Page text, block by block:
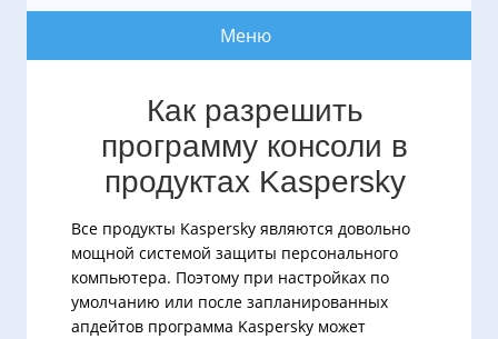
Меню
Как разрешить
программу консоли в
продуктах Kaspersky
Все продукты Kaspersky являются довольно
мощной системой защиты персонального
компьютера. Поэтому при настройках по
умолчанию или после запланированных
апдейтов программа Kaspersky может